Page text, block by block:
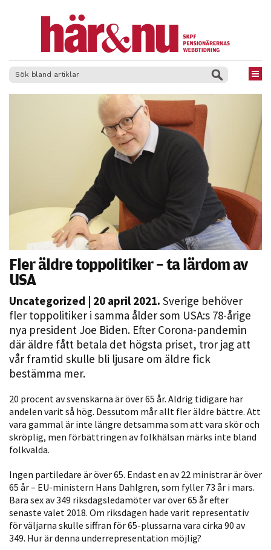
Fler äldre toppolitiker – ta lärdom av
USA
Uncategorized | 20 april 2021. Sverige behöver
fler toppolitiker i samma ålder som USA:s 78-årige
nya president Joe Biden. Efter Corona-pandemin
där äldre fått betala det högsta priset, tror jag att
vår framtid skulle bli ljusare om äldre fick
bestämma mer.
20 procent av svenskarna är över 65 år. Aldrig tidigare har
andelen varit så hög. Dessutom mår allt fler äldre bättre. Att
vara gammal är inte längre detsamma som att vara skör och
skröplig, men förbättringen av folkhälsan märks inte bland
folkvalda.
Ingen partiledare är över 65. Endast en av 22 ministrar är över
65 år – EU-ministern Hans Dahlgren, som fyller 73 år i mars.
Bara sex av 349 riksdagsledamöter var över 65 år efter
senaste valet 2018. Om riksdagen hade varit representativ
för väljarna skulle siffran för 65-plussarna vara cirka 90 av
349. Hur är denna underrepresentation möjlig?
Nödvändiga
Dessa kakor
går inte att
välja bort. De
att hemsidan
över huvud
taget ska
fungera.